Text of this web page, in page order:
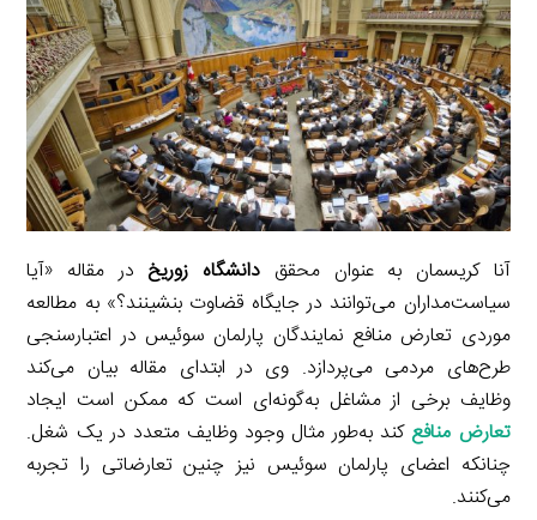
n
k
I
n
r
a
m
t
آنا کریسمان به عنوان محقق دانشگاه زوریخدر مقاله «آیا
سیاست‌مداران می‌توانند در جایگاه قضاوت بنشینند؟» به مطالعه
موردی تعارض منافع نمایندگان پارلمان سوئیس در اعتبارسنجی
طرح‌های مردمی می‌پردازد. وی در ابتدای مقاله بیان می‌کند
وظایف برخی از مشاغل به‌گونه‌ای است که ممکن است ایجاد
تعارض منافع کند به‌طور مثال وجود وظایف متعدد در یک شغل.
چنانکه اعضای پارلمان سوئیس نیز چنین تعارضاتی را تجربه
می‌کنند.